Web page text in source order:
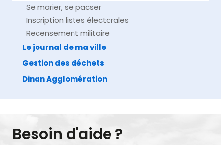
Se marier, se pacser
Inscription listes électorales
Recensement militaire
Le journal de ma ville
Gestion des déchets
Dinan Agglomération
Besoin d'aide ?